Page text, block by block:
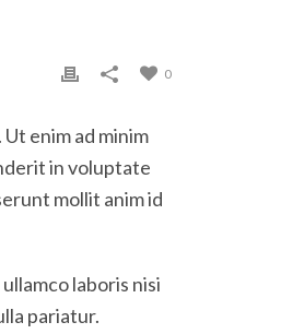
0
enim ad minim
in voluptate
mollit anim id
laboris nisi
pariatur.